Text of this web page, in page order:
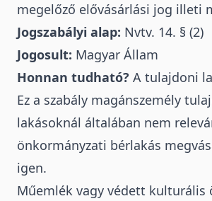
megelőző elővásárlási jog illeti
Jogszabályi alap: Nvtv. 14. § (2)
Jogosult: Magyar Állam
Honnan tudható? A tulajdoni
Ez a szabály magánszemély
lakásoknál általában nem
önkormányzati bérlakás
igen.
Műemlék vagy védett kulturális